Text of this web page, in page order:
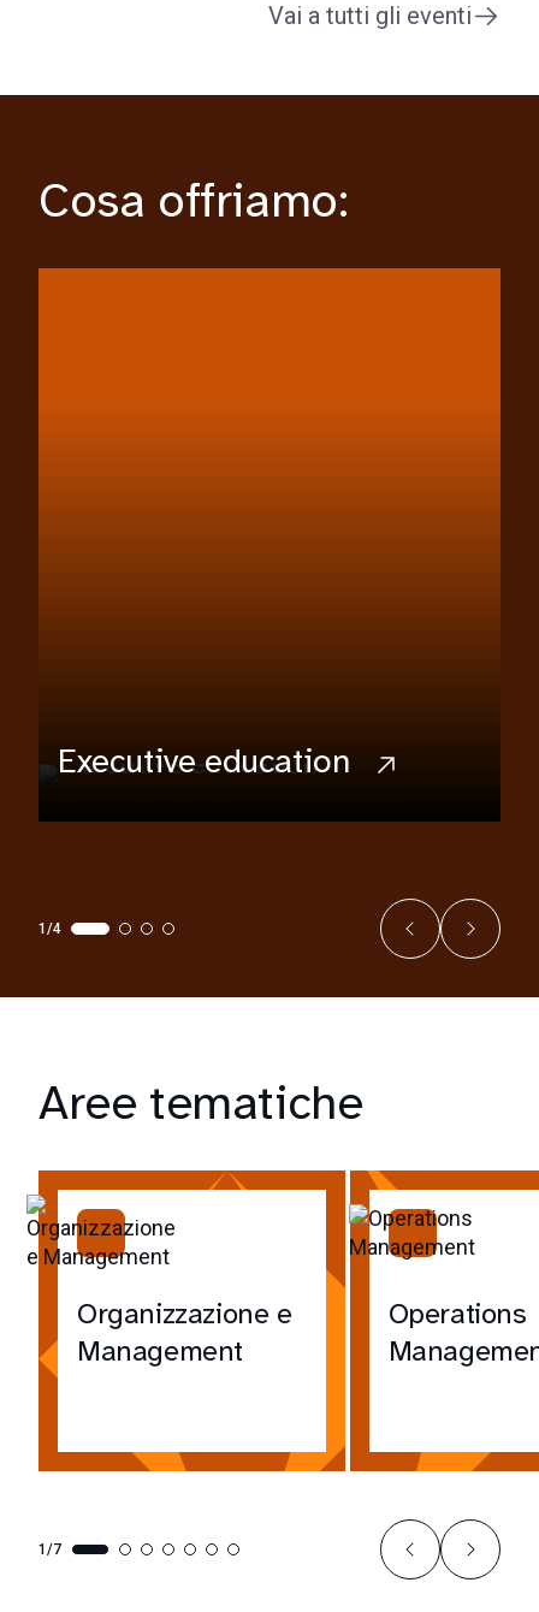
Vai a tutti gli eventi
Cosa offriamo:
Executive education
1/4
Aree tematiche
Organizzazione e
Management
Operations
1/7